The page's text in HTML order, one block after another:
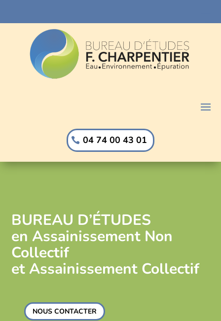
04 74 00 43 01
BUREAU D’ÉTUDES
en Assainissement Non
Collectif
et Assainissement Collectif
NOUS CONTACTER